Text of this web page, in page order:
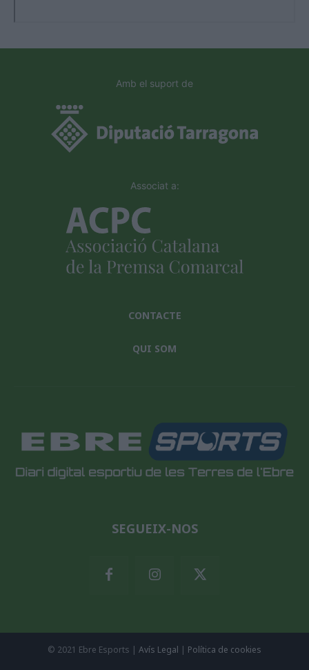
Amb el suport de
Associat a:
CONTACTE
QUI SOM
SEGUEIX-NOS
© 2021 Ebre Esports | Avís Legal | Política de cookies